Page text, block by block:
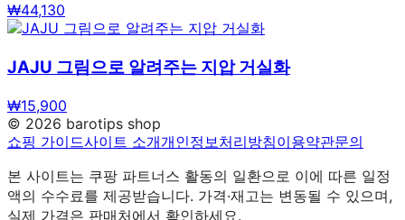
₩44,130
JAJU 그림으로 알려주는 지압 거실화
₩15,900
© 2026 barotips shop
쇼핑 가이드사이트 소개개인정보처리방침이용약관문의
본 사이트는 쿠팡 파트너스 활동의 일환으로 이에 따른 일정
액의 수수료를 제공받습니다. 가격·재고는 변동될 수 있으며,
실제 가격은 판매처에서 확인하세요.